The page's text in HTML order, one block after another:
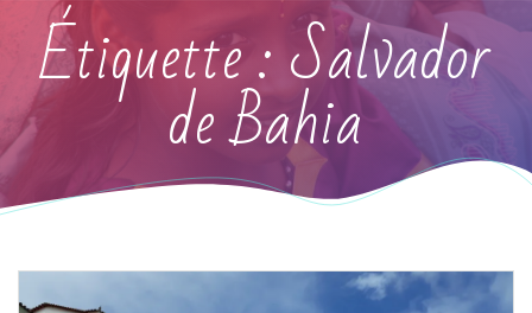
Étiquette :Salvador
de Bahia